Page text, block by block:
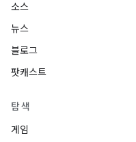
소스
뉴스
블로그
팟캐스트
탐색
게임